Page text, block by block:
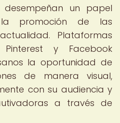
desempeñan un papel
promoción de las
Plataformas
y Facebook
la oportunidad de
de manera visual,
con su audiencia y
a través de